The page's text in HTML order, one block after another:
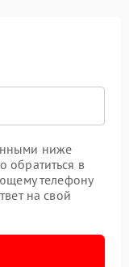
ниже
обратиться в
телефону
на свой